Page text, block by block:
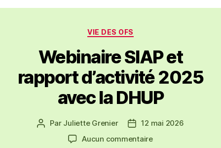
Catégories
VIE DES OFS
Webinaire SIAP et
rapport d’activité 2025
avec la DHUP
Auteur
Par Juliette Grenier
Date12 mai 2026
Aucun commentairesur